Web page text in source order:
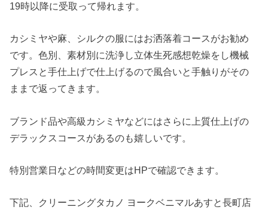
19時以降に受取って帰れます。
カシミヤや麻、シルクの服にはお洒落着コースがお勧め
です。色別、素材別に洗浄し立体生死感想乾燥をし機械
プレスと手仕上げで仕上げるので風合いと手触りがその
ままで返ってきます。
ブランド品や高級カシミヤなどにはさらに上質仕上げの
デラックスコースがあるのも嬉しいです。
特別営業日などの時間変更はHPで確認できます。
下記、クリーニングタカノ ヨークベニマルあすと長町店